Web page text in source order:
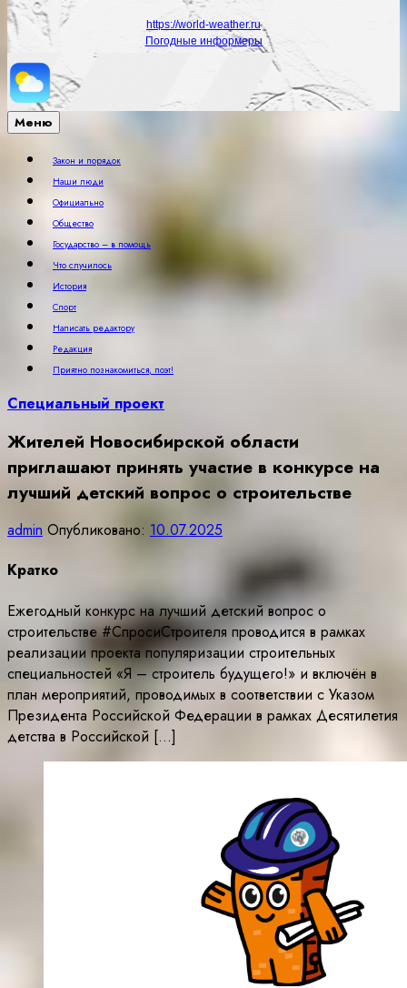
https://world-weather.ru
Погодные информеры
Меню
Закон и порядок
Наши люди
Официально
Общество
Государство – в помощь
Что случилось
История
Спорт
Написать редактору
Редакция
Приятно познакомиться, поэт!
Специальный проект
Жителей Новосибирской области
приглашают принять участие в конкурсе на
лучший детский вопрос о строительстве
admin Опубликовано: 10.07.2025
Кратко
Ежегодный конкурс на лучший детский вопрос о
строительстве #СпросиСтроителя проводится в рамках
реализации проекта популяризации строительных
специальностей «Я – строитель будущего!» и включён в
план мероприятий, проводимых в соответствии с Указом
Президента Российской Федерации в рамках Десятилетия
детства в Российской […]